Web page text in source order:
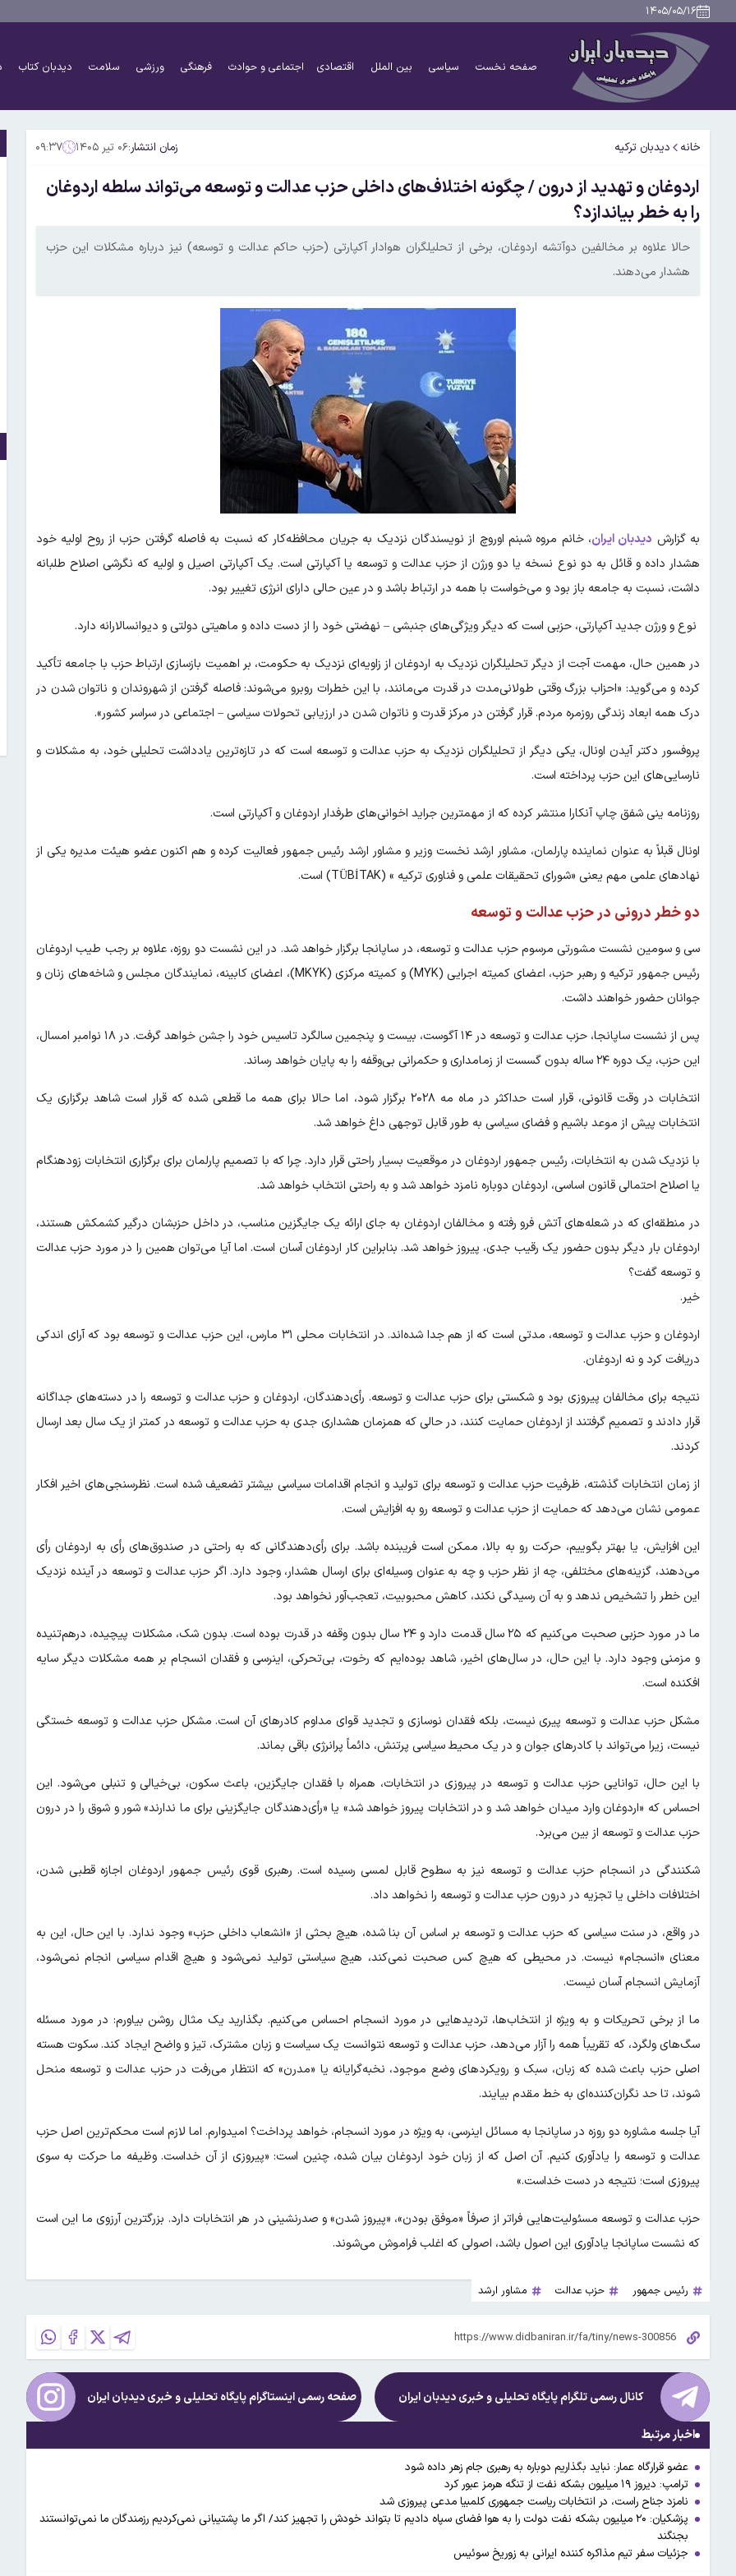
۱۴۰۵/۰۵/۱۶
صفحه نخست سیاسی بین الملل اقتصادی اجتماعی و حوادث فرهنگی ورزشی سلامت دیدبان کتاب
خانه دیدبان ترکیه زمان انتشار:۰۶ تیر ۱۴۰۵ ۰۹:۳۷
اردوغان و تهدید از درون / چگونه اختلاف‌های داخلی حزب عدالت و توسعه می‌تواند سلطه اردوغان
را به خطر بیاندازد؟
حالا علاوه بر مخالفین دوآتشه اردوغان، برخی از تحلیلگران هوادار آکپارتی (حزب حاکم عدالت و توسعه) نیز درباره مشکلات این حزب
هشدار می‌دهند.
به گزارش دیدبان ایران، خانم مروه شبنم اوروچ از نویسندگان نزدیک به جریان محافظه‌کار که نسبت به فاصله گرفتن حزب از روح اولیه خود
هشدار داده و قائل به دو نوع نسخه یا دو ورژن از حزب عدالت و توسعه یا آکپارتی است. یک آکپارتی اصیل و اولیه که نگرشی اصلاح طلبانه
داشت، نسبت به جامعه باز بود و می‌خواست با همه در ارتباط باشد و در عین حالی دارای انرژی تغییر بود.
نوع و ورژن جدید آکپارتی، حزبی است که دیگر ویژگی‌های جنبشی – نهضتی خود را از دست داده و ماهیتی دولتی و دیوانسالارانه دارد.
در همین حال، مهمت آجت از دیگر تحلیلگران نزدیک به اردوغان از زاویه‌ای نزدیک به حکومت، بر اهمیت بازسازی ارتباط حزب با جامعه تأکید
کرده و می‌گوید: «احزاب بزرگ وقتی طولانی‌مدت در قدرت می‌مانند، با این خطرات روبرو می‌شوند: فاصله گرفتن از شهروندان و ناتوان شدن در
درک همه ابعاد زندگی روزمره مردم. قرار گرفتن در مرکز قدرت و ناتوان شدن در ارزیابی تحولات سیاسی – اجتماعی در سراسر کشور».
پروفسور دکتر آیدن اونال، یکی دیگر از تحلیلگران نزدیک به حزب عدالت و توسعه است که در تازه‌ترین یادداشت تحلیلی خود، به مشکلات و
نارسایی‌های این حزب پرداخته است.
روزنامه ینی شفق چاپ آنکارا منتشر کرده که از مهمترین جراید اخوانی‌های طرفدار اردوغان و آکپارتی است.
اونال قبلاً به عنوان نماینده پارلمان، مشاور ارشد نخست وزیر و مشاور ارشد رئیس جمهور فعالیت کرده و هم اکنون عضو هیئت مدیره یکی از
نهادهای علمی مهم یعنی «شورای تحقیقات علمی و فناوری ترکیه » (TÜBİTAK) است.
دو خطر درونی در حزب عدالت و توسعه
سی و سومین نشست مشورتی مرسوم حزب عدالت و توسعه، در ساپانجا برگزار خواهد شد. در این نشست دو روزه، علاوه بر رجب طیب اردوغان
رئیس جمهور ترکیه و رهبر حزب، اعضای کمیته اجرایی (MYK) و کمیته مرکزی (MKYK)، اعضای کابینه، نمایندگان مجلس و شاخه‌های زنان و
جوانان حضور خواهند داشت.
پس از نشست ساپانجا، حزب عدالت و توسعه در ۱۴ آگوست، بیست و پنجمین سالگرد تاسیس خود را جشن خواهد گرفت. در ۱۸ نوامبر امسال،
این حزب، یک دوره ۲۴ ساله بدون گسست از زمامداری و حکمرانی بی‌وقفه را به پایان خواهد رساند.
انتخابات در وقت قانونی، قرار است حداکثر در ماه مه ۲۰۲۸ برگزار شود، اما حالا برای همه ما قطعی شده که قرار است شاهد برگزاری یک
انتخابات پیش از موعد باشیم و فضای سیاسی به طور قابل توجهی داغ خواهد شد.
با نزدیک شدن به انتخابات، رئیس جمهور اردوغان در موقعیت بسیار راحتی قرار دارد. چرا که با تصمیم پارلمان برای برگزاری انتخابات زودهنگام
یا اصلاح احتمالی قانون اساسی، اردوغان دوباره نامزد خواهد شد و به راحتی انتخاب خواهد شد.
در منطقه‌ای که در شعله‌های آتش فرو رفته و مخالفان اردوغان به جای ارائه یک جایگزین مناسب، در داخل حزبشان درگیر کشمکش هستند،
اردوغان بار دیگر بدون حضور یک رقیب جدی، پیروز خواهد شد. بنابراین کار اردوغان آسان است. اما آیا می‌توان همین را در مورد حزب عدالت
و توسعه گفت؟
خیر.
اردوغان و حزب عدالت و توسعه، مدتی است که از هم جدا شده‌اند. در انتخابات محلی ۳۱ مارس، این حزب عدالت و توسعه بود که آرای اندکی
دریافت کرد و نه اردوغان.
نتیجه برای مخالفان پیروزی بود و شکستی برای حزب عدالت و توسعه. رأی‌دهندگان، اردوغان و حزب عدالت و توسعه را در دسته‌های جداگانه
قرار دادند و تصمیم گرفتند از اردوغان حمایت کنند، در حالی که همزمان هشداری جدی به حزب عدالت و توسعه در کمتر از یک سال بعد ارسال
کردند.
از زمان انتخابات گذشته، ظرفیت حزب عدالت و توسعه برای تولید و انجام اقدامات سیاسی بیشتر تضعیف شده است. نظرسنجی‌های اخیر افکار
عمومی نشان می‌دهد که حمایت از حزب عدالت و توسعه رو به افزایش است.
این افزایش، یا بهتر بگوییم، حرکت رو به بالا، ممکن است فریبنده باشد. برای رأی‌دهندگانی که به راحتی در صندوق‌های رأی به اردوغان رأی
می‌دهند، گزینه‌های مختلفی، چه از نظر حزب و چه به عنوان وسیله‌ای برای ارسال هشدار، وجود دارد. اگر حزب عدالت و توسعه در آینده نزدیک
این خطر را تشخیص ندهد و به آن رسیدگی نکند، کاهش محبوبیت، تعجب‌آور نخواهد بود.
ما در مورد حزبی صحبت می‌کنیم که ۲۵ سال قدمت دارد و ۲۴ سال بدون وقفه در قدرت بوده است. بدون شک، مشکلات پیچیده، درهم‌تنیده
و مزمنی وجود دارد. با این حال، در سال‌های اخیر، شاهد بوده‌ایم که رخوت، بی‌تحرکی، اینرسی و فقدان انسجام بر همه مشکلات دیگر سایه
افکنده است.
مشکل حزب عدالت و توسعه پیری نیست، بلکه فقدان نوسازی و تجدید قوای مداوم کادرهای آن است. مشکل حزب عدالت و توسعه خستگی
نیست، زیرا می‌تواند با کادرهای جوان و در یک محیط سیاسی پرتنش، دائماً پرانرژی باقی بماند.
با این حال، توانایی حزب عدالت و توسعه در پیروزی در انتخابات، همراه با فقدان جایگزین، باعث سکون، بی‌خیالی و تنبلی می‌شود. این
احساس که «اردوغان وارد میدان خواهد شد و در انتخابات پیروز خواهد شد» یا «رأی‌دهندگان جایگزینی برای ما ندارند» شور و شوق را در درون
حزب عدالت و توسعه از بین می‌برد.
شکنندگی در انسجام حزب عدالت و توسعه نیز به سطوح قابل لمسی رسیده است. رهبری قوی رئیس جمهور اردوغان اجازه قطبی شدن،
اختلافات داخلی یا تجزیه در درون حزب عدالت و توسعه را نخواهد داد.
در واقع، در سنت سیاسی که حزب عدالت و توسعه بر اساس آن بنا شده، هیچ بحثی از «انشعاب داخلی حزب» وجود ندارد. با این حال، این به
معنای «انسجام» نیست. در محیطی که هیچ کس صحبت نمی‌کند، هیچ سیاستی تولید نمی‌شود و هیچ اقدام سیاسی انجام نمی‌شود،
آزمایش انسجام آسان نیست.
ما از برخی تحریکات و به ویژه از انتخاب‌ها، تردیدهایی در مورد انسجام احساس می‌کنیم. بگذارید یک مثال روشن بیاورم: در مورد مسئله
سگ‌های ولگرد، که تقریباً همه را آزار می‌دهد، حزب عدالت و توسعه نتوانست یک سیاست و زبان مشترک، تیز و واضح ایجاد کند. سکوت هسته
اصلی حزب باعث شده که زبان، سبک و رویکردهای وضع موجود، نخبه‌گرایانه یا «مدرن» که انتظار می‌رفت در حزب عدالت و توسعه منحل
شوند، تا حد نگران‌کننده‌ای به خط مقدم بیایند.
آیا جلسه مشاوره دو روزه در ساپانجا به مسائل اینرسی، به ویژه در مورد انسجام، خواهد پرداخت؟ امیدوارم. اما لازم است محکم‌ترین اصل حزب
عدالت و توسعه را یادآوری کنیم. آن اصل که از زبان خود اردوغان بیان شده، چنین است: «پیروزی از آن خداست. وظیفه ما حرکت به سوی
پیروزی است؛ نتیجه در دست خداست.»
حزب عدالت و توسعه مسئولیت‌هایی فراتر از صرفاً «موفق بودن»، «پیروز شدن» و صدرنشینی در هر انتخابات دارد. بزرگترین آرزوی ما این است
که نشست ساپانجا یادآوری این اصول باشد، اصولی که اغلب فراموش می‌شوند.
رئیس جمهور حزب عدالت مشاور ارشد
کانال رسمی تلگرام پایگاه تحلیلی و خبریدیدبان ایران صفحه رسمی اینستاگرام پایگاه تحلیلی و خبریدیدبان ایران
اخبار مرتبط
عضو قرارگاه عمار: نباید بگذاریم دوباره به رهبری جام زهر داده شود
ترامپ: دیروز ۱۹ میلیون بشکه نفت از تنگه هرمز عبور کرد
نامزد جناح راست، در انتخابات ریاست جمهوری کلمبیا مدعی پیروزی شد
پزشکیان: ۲۰ میلیون بشکه نفت دولت را به هوا فضای سپاه دادیم تا بتواند خودش را تجهیز کند/ اگر ما پشتیبانی نمی‌کردیم رزمندگان ما نمی‌توانستند
بجنگند
جزئیات سفر تیم مذاکره کننده ایرانی به زوریخ سوئیس